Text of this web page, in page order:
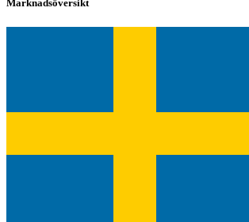
Marknadsöversikt